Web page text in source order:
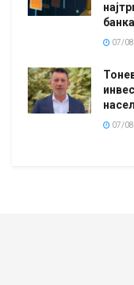
банка
07/
07/